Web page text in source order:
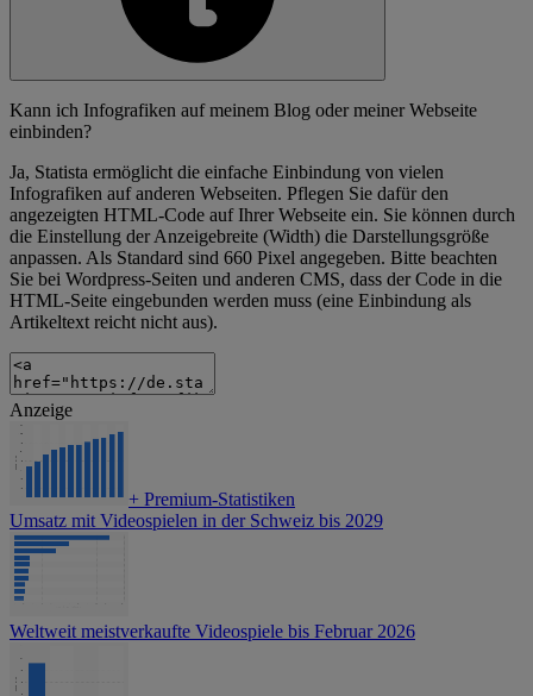
Kann ich Infografiken auf meinem Blog oder meiner Webseite
einbinden?
Ja, Statista ermöglicht die einfache Einbindung von vielen
Infografiken auf anderen Webseiten. Pflegen Sie dafür den
angezeigten HTML-Code auf Ihrer Webseite ein. Sie können durch
die Einstellung der Anzeigebreite (Width) die Darstellungsgröße
anpassen. Als Standard sind 660 Pixel angegeben. Bitte beachten
Sie bei Wordpress-Seiten und anderen CMS, dass der Code in die
HTML-Seite eingebunden werden muss (eine Einbindung als
Artikeltext reicht nicht aus).
Anzeige
+ Premium-Statistiken
Umsatz mit Videospielen in der Schweiz bis 2029
Weltweit meistverkaufte Videospiele bis Februar 2026